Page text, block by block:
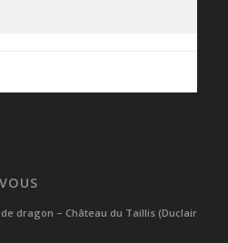
dragon – Château du Taillis (Duclair